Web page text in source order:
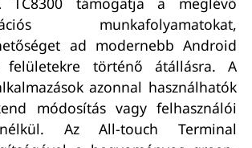
munkafolyamatokat,
ad modernebb Android
felületekre történő átállásra. A
azonnal használhatók
módosítás vagy felhasználói
Az All-touch Terminal